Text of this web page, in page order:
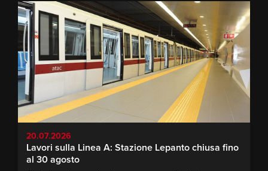
20.07.2026
Lavori sulla Linea A: Stazione Lepanto chiusa fino
al 30 agosto